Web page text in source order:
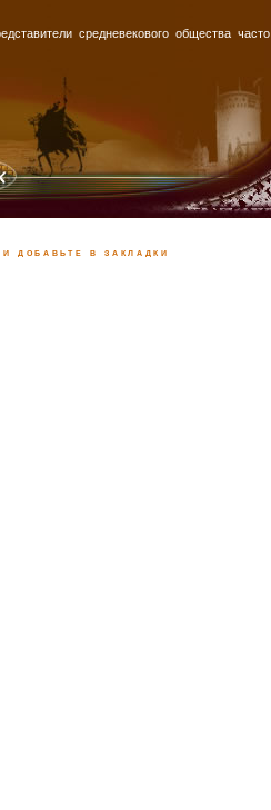
средневекового общества часто
добавьте в закладки